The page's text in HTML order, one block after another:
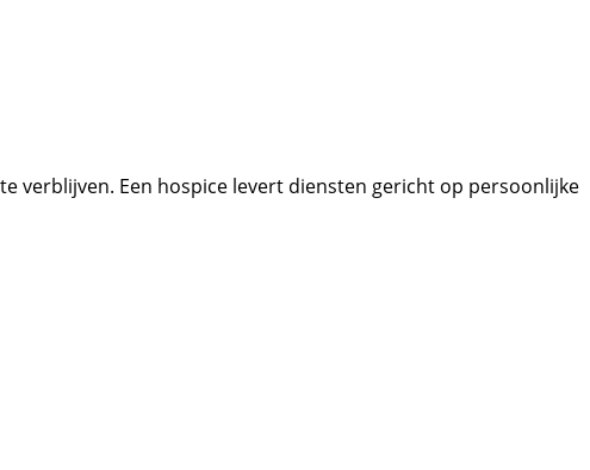
verblijven. Een hospice levert diensten gericht op persoonlijke